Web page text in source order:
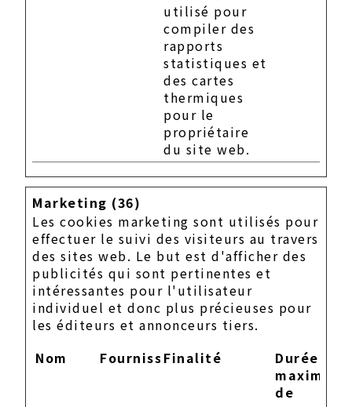
utilisé pour
compiler des
rapports
statistiques et
des cartes
thermiques
pour le
propriétaire
du site web.
Marketing (36)
Les cookies marketing sont utilisés pour
effectuer le suivi des visiteurs au travers
des sites web. Le but est d'afficher des
publicités qui sont pertinentes et
intéressantes pour l'utilisateur
individuel et donc plus précieuses pour
les éditeurs et annonceurs tiers.
Nom
FournisseurFinalité
Durée
maximale
de